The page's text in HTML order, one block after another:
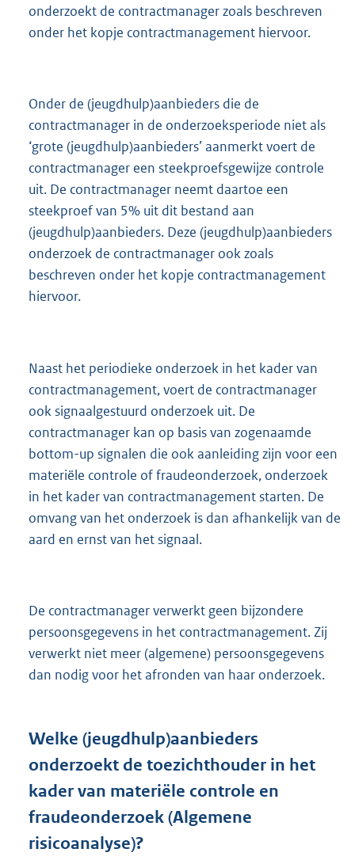
onderzoekt de contractmanager zoals beschreven
onder het kopje contractmanagement hiervoor.
Onder de (jeugdhulp)aanbieders die de
contractmanager in de onderzoeksperiode niet als
‘grote (jeugdhulp)aanbieders’ aanmerkt voert de
contractmanager een steekproefsgewijze controle
uit. De contractmanager neemt daartoe een
steekproef van 5% uit dit bestand aan
(jeugdhulp)aanbieders. Deze (jeugdhulp)aanbieders
onderzoek de contractmanager ook zoals
beschreven onder het kopje contractmanagement
hiervoor.
Naast het periodieke onderzoek in het kader van
contractmanagement, voert de contractmanager
ook signaalgestuurd onderzoek uit. De
contractmanager kan op basis van zogenaamde
bottom-up signalen die ook aanleiding zijn voor een
materiële controle of fraudeonderzoek, onderzoek
in het kader van contractmanagement starten. De
omvang van het onderzoek is dan afhankelijk van de
aard en ernst van het signaal.
De contractmanager verwerkt geen bijzondere
persoonsgegevens in het contractmanagement. Zij
verwerkt niet meer (algemene) persoonsgegevens
dan nodig voor het afronden van haar onderzoek.
Welke (jeugdhulp)aanbieders
onderzoekt de toezichthouder in het
kader van materiële controle en
fraudeonderzoek (Algemene
risicoanalyse)?